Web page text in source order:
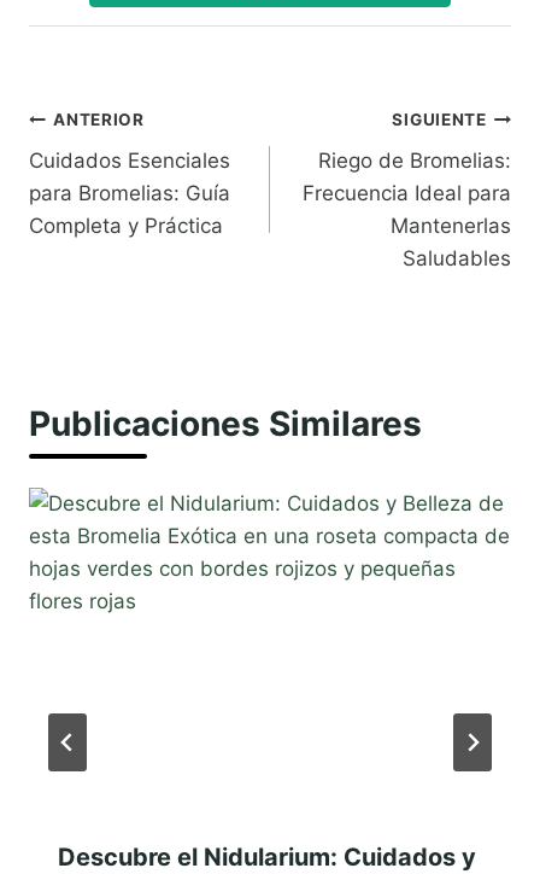
Navegación
de
entradas
ANTERIOR
Cuidados Esenciales
para Bromelias: Guía
Completa y Práctica
SIGUIENTE
Riego de Bromelias:
Frecuencia Ideal para
Mantenerlas
Saludables
Publicaciones Similares
Descubre el Nidularium: Cuidados y